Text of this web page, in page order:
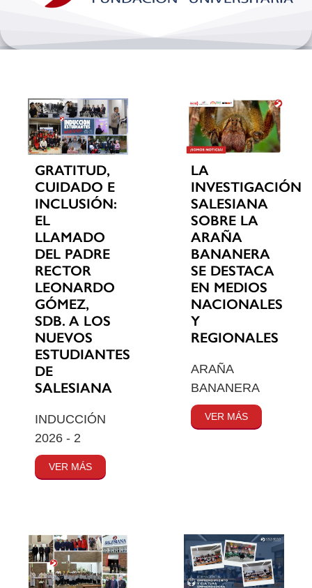
Investigación
Extension y desarrollo
GRATITUD,
CUIDADO E
INCLUSIÓN:
EL
LLAMADO
DEL PADRE
RECTOR
LEONARDO
GÓMEZ,
SDB. A LOS
NUEVOS
ESTUDIANTES
DE
SALESIANA
INDUCCIÓN
2026 - 2
VER MÁS
LA
INVESTIGACIÓN
SALESIANA
SOBRE LA
ARAÑA
BANANERA
SE DESTACA
EN MEDIOS
NACIONALES
Y
REGIONALES
ARAÑA
BANANERA
VER MÁS